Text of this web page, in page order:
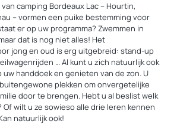
camping Bordeaux Lac – Hourtin,
– vormen een puike bestemming voor
er op uw programma? Zwemmen in
dat is nog niet alles! Het
jong en oud is erg uitgebreid: stand-up
… Al kunt u zich natuurlijk ook
handdoek en genieten van de zon. U
plekken om onvergetelijke
door te brengen. Hebt u al beslist welk
wilt u ze sowieso alle drie leren kennen
natuurlijk ook!